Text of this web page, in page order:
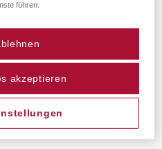
führen.
akzeptieren